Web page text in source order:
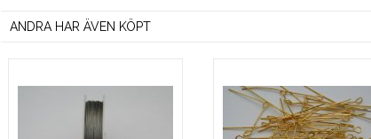
ANDRA HAR ÄVEN KÖPT